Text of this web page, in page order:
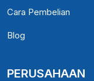
Cara Pembelian
Blog
PERUSAHAAN